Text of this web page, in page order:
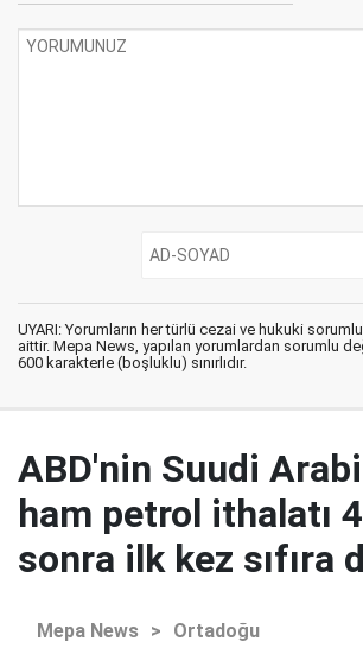
UYARI: Yorumların her türlü cezai ve hukuki
aittir. Mepa News, yapılan yorumlardan sorumlu
600 karakterle (boşluklu) sınırlıdır.
ABD'nin Suudi
ham petrol ithalatı
sonra ilk kez sıfıra
Mepa News > Ortadoğu